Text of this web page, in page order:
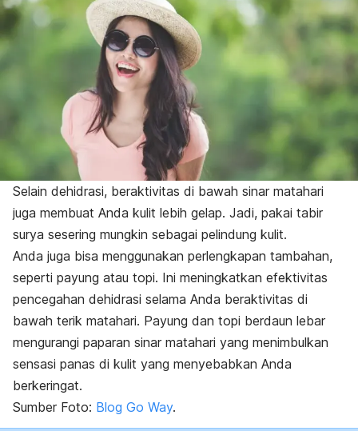
Selain dehidrasi, beraktivitas di bawah sinar matahari
juga membuat Anda kulit lebih gelap. Jadi, pakai tabir
surya sesering mungkin sebagai pelindung kulit.
Anda juga bisa menggunakan perlengkapan tambahan,
seperti payung atau topi. Ini meningkatkan efektivitas
pencegahan dehidrasi selama Anda beraktivitas di
bawah terik matahari. Payung dan topi berdaun lebar
mengurangi paparan sinar matahari yang menimbulkan
sensasi panas di kulit yang menyebabkan Anda
berkeringat.
Sumber Foto: Blog Go Way.